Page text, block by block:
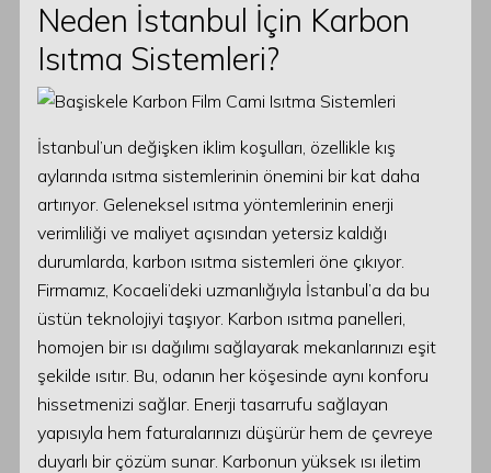
Neden İstanbul İçin Karbon
Isıtma Sistemleri?
İstanbul’un değişken iklim koşulları, özellikle kış
aylarında ısıtma sistemlerinin önemini bir kat daha
artırıyor. Geleneksel ısıtma yöntemlerinin enerji
verimliliği ve maliyet açısından yetersiz kaldığı
durumlarda, karbon ısıtma sistemleri öne çıkıyor.
Firmamız, Kocaeli’deki uzmanlığıyla İstanbul’a da bu
üstün teknolojiyi taşıyor. Karbon ısıtma panelleri,
homojen bir ısı dağılımı sağlayarak mekanlarınızı eşit
şekilde ısıtır. Bu, odanın her köşesinde aynı konforu
hissetmenizi sağlar. Enerji tasarrufu sağlayan
yapısıyla hem faturalarınızı düşürür hem de çevreye
duyarlı bir çözüm sunar. Karbonun yüksek ısı iletim